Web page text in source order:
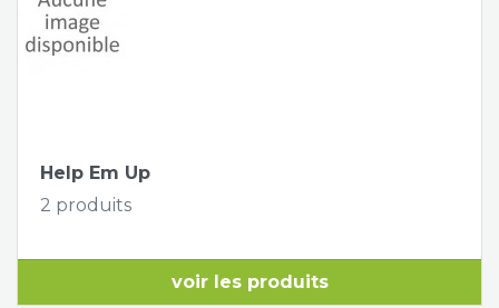
Help Em Up
2 produits
voir les produits